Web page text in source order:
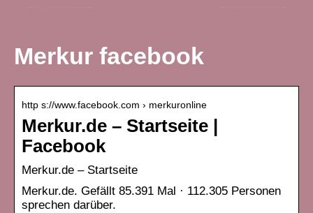
Merkur facebook
http s://www.facebook.com › merkuronline
Merkur.de – Startseite |
Facebook
Merkur.de – Startseite
Merkur.de. Gefällt 85.391 Mal · 112.305 Personen
sprechen darüber.